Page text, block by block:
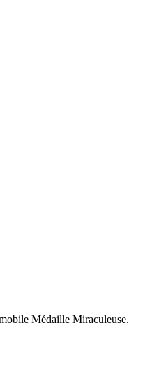
Médaille Miraculeuse.